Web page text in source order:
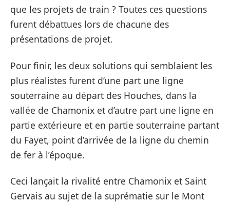
que les projets de train ? Toutes ces questions
furent débattues lors de chacune des
présentations de projet.
Pour finir, les deux solutions qui semblaient les
plus réalistes furent d’une part une ligne
souterraine au départ des Houches, dans la
vallée de Chamonix et d’autre part une ligne en
partie extérieure et en partie souterraine partant
du Fayet, point d’arrivée de la ligne du chemin
de fer à l’époque.
Ceci lançait la rivalité entre Chamonix et Saint
Gervais au sujet de la suprématie sur le Mont